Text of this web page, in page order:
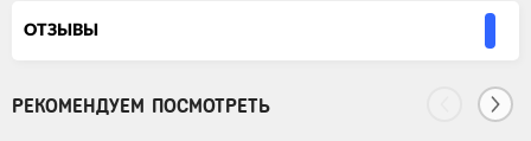
ОТЗЫВЫ
РЕКОМЕНДУЕМ ПОСМОТРЕТЬ